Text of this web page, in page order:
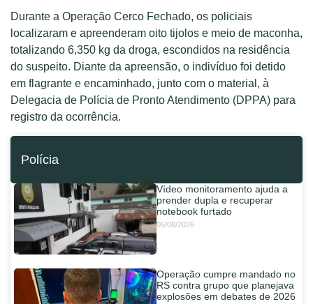
Durante a Operação Cerco Fechado, os policiais
localizaram e apreenderam oito tijolos e meio de maconha,
totalizando 6,350 kg da droga, escondidos na residência
do suspeito. Diante da apreensão, o indivíduo foi detido
em flagrante e encaminhado, junto com o material, à
Delegacia de Polícia de Pronto Atendimento (DPPA) para
registro da ocorrência.
Polícia
Vídeo monitoramento ajuda a
prender dupla e recuperar
notebook furtado
05/08/2026
Operação cumpre mandado no
RS contra grupo que planejava
explosões em debates de 2026